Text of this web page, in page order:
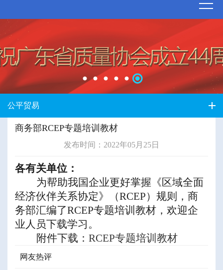
公平贸易
商务部RCEP专题培训教材
发布时间：2022年05月25日
各有关单位：
为帮助我国企业更好掌握《区域全面
经济伙伴关系协定》（RCEP）规则，商
务部汇编了RCEP专题培训教材，欢迎企
业人员下载学习。
附件下载 ： RCEP专题培训教材
网友热评